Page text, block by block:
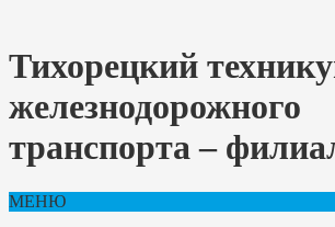
Тихорецкий
железнодорожного
транспорта –
МЕНЮ